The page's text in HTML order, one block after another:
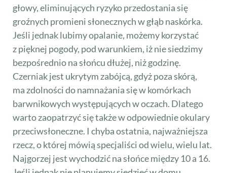
głowy, eliminujących ryzyko przedostania się
groźnych promieni słonecznych w głąb naskórka.
Jeśli jednak lubimy opalanie, możemy korzystać
z pięknej pogody, pod warunkiem, iż nie siedzimy
bezpośrednio na słońcu dłużej, niż godzinę.
Czerniak jest ukrytym zabójcą, gdyż poza skórą,
ma zdolności do namnażania się w komórkach
barwnikowych występujących w oczach. Dlatego
warto zaopatrzyć się także w odpowiednie okulary
przeciwsłoneczne. I chyba ostatnia, najważniejsza
rzecz, o której mówią specjaliści od wielu, wielu lat.
Najgorzej jest wychodzić na słońce między 10 a 16.